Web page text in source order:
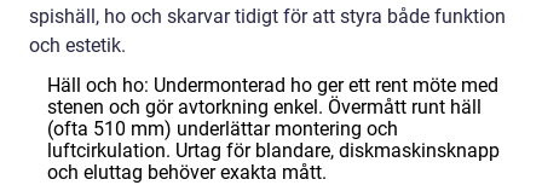
spishäll, ho och skarvar tidigt för att styra både funktion
och estetik.
Häll och ho: Undermonterad ho ger ett rent möte med
stenen och gör avtorkning enkel. Övermått runt häll
(ofta 510 mm) underlättar montering och
luftcirkulation. Urtag för blandare, diskmaskinsknapp
och eluttag behöver exakta mått.